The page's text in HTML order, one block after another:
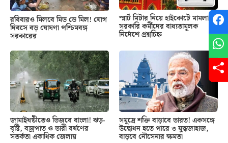
রবিবারও মিলবে মিড ডে মিল! যোগ
দিবসে বড় ঘোষণা পশ্চিমবঙ্গ
সরকারের
স্মার্ট মিটার নিয়ে হাইকোর্টে মামলা!
সরকারি কর্মীদের বাধ্যতামূলক
নির্দেশে প্রশ্নচিহ্ন
জামাইষষ্ঠীতেও ভিজবে বাংলা! ঝড়-
বৃষ্টি, বজ্রপাত ও ভারী বর্ষণের
সতর্কতা একাধিক জেলায়
সমুদ্রে শক্তি বাড়াবে ভারত! একসঙ্গে
উদ্বোধন হতে পারে ৩ যুদ্ধজাহাজ,
বাড়বে নৌসেনার ক্ষমতা